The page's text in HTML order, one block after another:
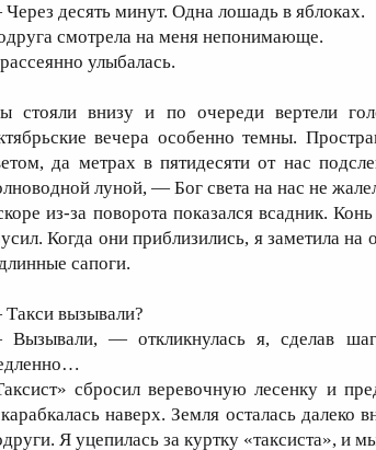
десять минут. Одна лошадь в яблоках.
смотрела на меня непонимающе.
улыбалась.
стояли внизу и по очереди вертели
вечера особенно темны.
да метрах в пятидесяти от нас
луной, — Бог света на нас не
из-за поворота показался всадник.
Когда они приблизились, я заметила
сапоги.
вызывали?
— откликнулась я, сделав
сбросил веревочную лесенку и
наверх. Земля осталась
Я уцепилась за куртку «таксиста», и